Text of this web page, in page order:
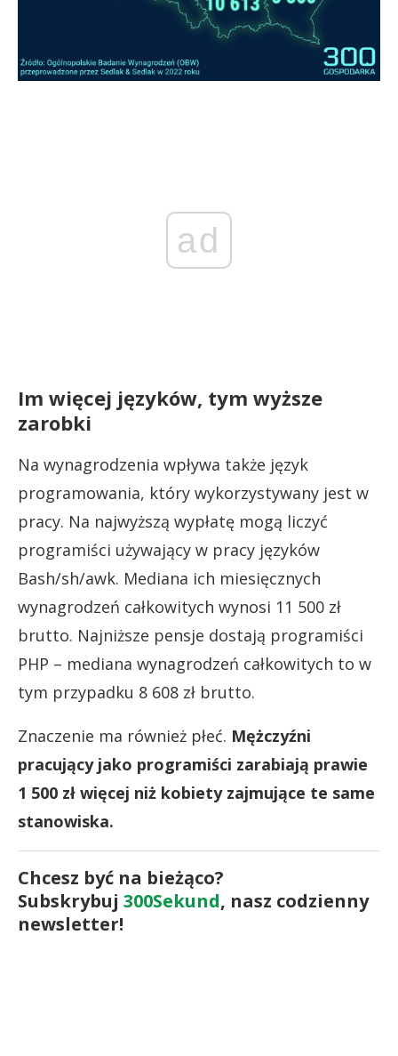
ad
Im więcej języków, tym wyższe
zarobki
Na wynagrodzenia wpływa także język
programowania, który wykorzystywany jest w
pracy. Na najwyższą wypłatę mogą liczyć
programiści używający w pracy języków
Bash/sh/awk. Mediana ich miesięcznych
wynagrodzeń całkowitych wynosi 11 500 zł
brutto. Najniższe pensje dostają programiści
PHP – mediana wynagrodzeń całkowitych to w
tym przypadku 8 608 zł brutto.
Znaczenie ma również płeć. Mężczyźni
pracujący jako programiści zarabiają prawie
1 500 zł więcej niż kobiety zajmujące te same
stanowiska.
Chcesz być na bieżąco?
Subskrybuj 300Sekund, nasz codzienny
newsletter!